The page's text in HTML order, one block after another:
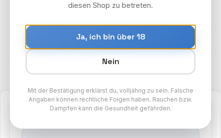
32x OCB unbl Slim Virgin + Tips,
diesen Shop zu betreten.
Ja, ich bin über 18
Nein
Mit der Bestätigung erklärst du, volljährig zu sein. Falsche
Angaben können rechtliche Folgen haben. Rauchen bzw.
Dampfen kann die Gesundheit gefährden.